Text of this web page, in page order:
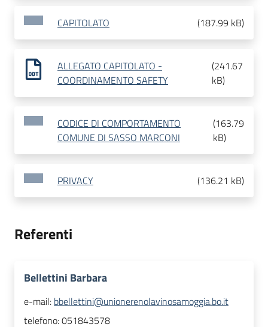
CAPITOLATO (187.99 kB)
ALLEGATO CAPITOLATO -
COORDINAMENTO SAFETY
(241.67
kB)
CODICE DI COMPORTAMENTO
COMUNE DI SASSO MARCONI
(163.79
kB)
PRIVACY (136.21 kB)
Referenti
Bellettini Barbara
e-mail: bbellettini@unionerenolavinosamoggia.bo.it
telefono:051843578